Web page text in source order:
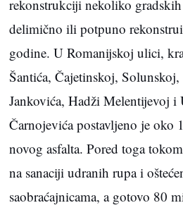
rekonstrukciji nekoliko
delimično ili potpuno
godine. U Romanijskoj ulici,
Šantića, Čajetinskoj,
Jankovića, Hadži Melentijevoj i
Čarnojevića postavljeno je oko
novog asfalta. Pored toga
na sanaciji udranih rupa i
saobraćajnicama, a gotovo 80